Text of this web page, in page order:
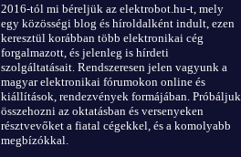
2016-tól mi béreljük az elektrobot.hu-t, mely
egy közösségi blog és híroldalként indult, ezen
keresztül korábban több elektronikai cég
forgalmazott, és jelenleg is hírdeti
szolgáltatásait. Rendszeresen jelen vagyunk a
magyar elektronikai fórumokon online és
kiállítások, rendezvények formájában. Próbáljuk
összehozni az oktatásban és versenyeken
résztvevőket a fiatal cégekkel, és a komolyabb
megbízókkal.